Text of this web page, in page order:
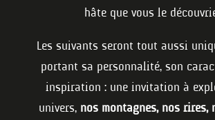
hâte que vous le
Les suivants seront tout aussi
portant sa personnalité, son
inspiration : une invitation à
univers, nos montagnes, nos rires,